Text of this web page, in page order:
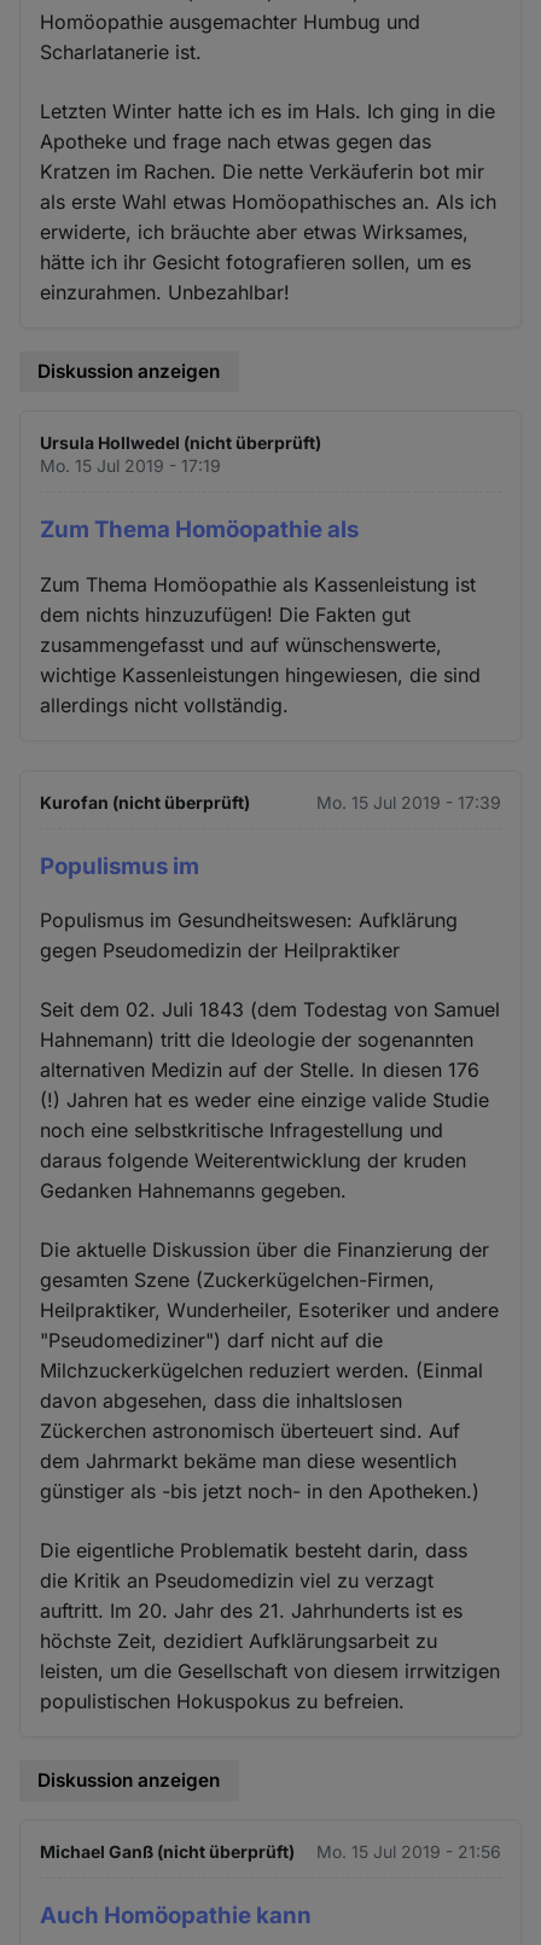
Homöopathie ausgemachter Humbug und
Scharlatanerie ist.
Letzten Winter hatte ich es im Hals. Ich ging in die
Apotheke und frage nach etwas gegen das
Kratzen im Rachen. Die nette Verkäuferin bot mir
als erste Wahl etwas Homöopathisches an. Als ich
erwiderte, ich bräuchte aber etwas Wirksames,
hätte ich ihr Gesicht fotografieren sollen, um es
einzurahmen. Unbezahlbar!
Diskussion anzeigen
Ursula Hollwedel (nicht überprüft)
Mo. 15 Jul 2019 - 17:19
Zum Thema Homöopathie als
Zum Thema Homöopathie als Kassenleistung ist
dem nichts hinzuzufügen! Die Fakten gut
zusammengefasst und auf wünschenswerte,
wichtige Kassenleistungen hingewiesen, die sind
allerdings nicht vollständig.
Kurofan (nicht überprüft) Mo. 15 Jul 2019 - 17:39
Populismus im
Populismus im Gesundheitswesen: Aufklärung
gegen Pseudomedizin der Heilpraktiker
Seit dem 02. Juli 1843 (dem Todestag von Samuel
Hahnemann) tritt die Ideologie der sogenannten
alternativen Medizin auf der Stelle. In diesen 176
(!) Jahren hat es weder eine einzige valide Studie
noch eine selbstkritische Infragestellung und
daraus folgende Weiterentwicklung der kruden
Gedanken Hahnemanns gegeben.
Die aktuelle Diskussion über die Finanzierung der
gesamten Szene (Zuckerkügelchen-Firmen,
Heilpraktiker, Wunderheiler, Esoteriker und andere
"Pseudomediziner") darf nicht auf die
Milchzuckerkügelchen reduziert werden. (Einmal
davon abgesehen, dass die inhaltslosen
Zückerchen astronomisch überteuert sind. Auf
dem Jahrmarkt bekäme man diese wesentlich
günstiger als -bis jetzt noch- in den Apotheken.)
Die eigentliche Problematik besteht darin, dass
die Kritik an Pseudomedizin viel zu verzagt
auftritt. Im 20. Jahr des 21. Jahrhunderts ist es
höchste Zeit, dezidiert Aufklärungsarbeit zu
leisten, um die Gesellschaft von diesem irrwitzigen
populistischen Hokuspokus zu befreien.
Diskussion anzeigen
Michael Ganß (nicht überprüft) Mo. 15 Jul 2019 - 21:56
Auch Homöopathie kann